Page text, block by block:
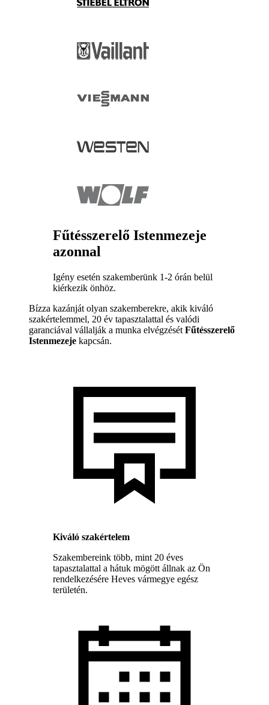
Fűtésszerelő Istenmezeje
azonnal
Igény esetén szakemberünk 1-2 órán belül
kiérkezik önhöz.
Bízza kazánját olyan szakemberekre, akik kiváló
szakértelemmel, 20 év tapasztalattal és valódi
garanciával vállalják a munka elvégzését Fűtésszerelő
Istenmezeje kapcsán.
Kiváló szakértelem
Szakembereink több, mint 20 éves
tapasztalattal a hátuk mögött állnak az Ön
rendelkezésére Heves vármegye egész
területén.